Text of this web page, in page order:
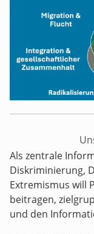
Als zentrale
Diskriminierung,
Extremismus will
beitragen,
und den